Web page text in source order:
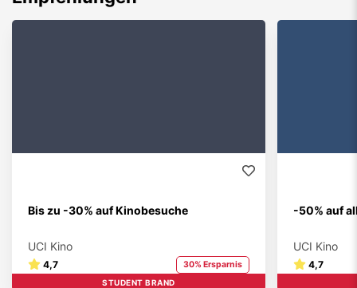
Bis zu -30% auf Kinobesuche
UCI Kino
4,7 30% Ersparnis
STUDENT BRAND
-50% auf
UCI Kino
4,7